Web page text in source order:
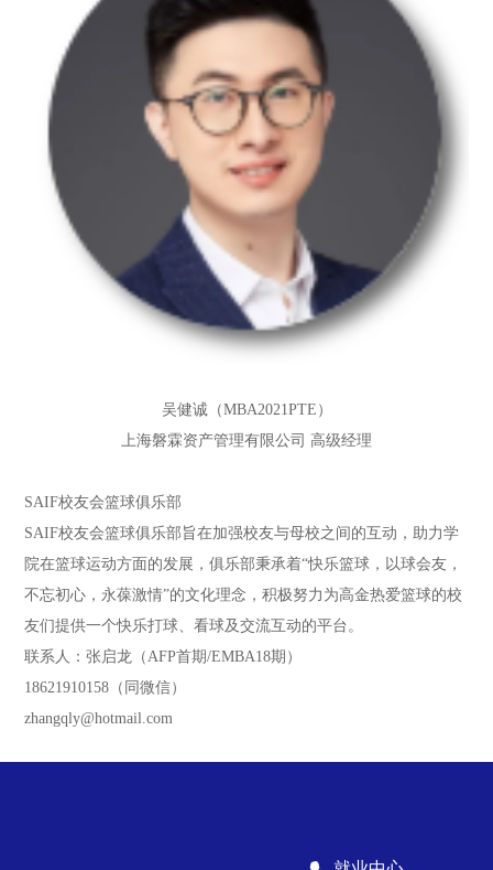
吴健诚（MBA2021PTE）
上海磐霖资产管理有限公司 高级经理
SAIF校友会篮球俱乐部
SAIF校友会篮球俱乐部旨在加强校友与母校之间的互动，助力学
院在篮球运动方面的发展，俱乐部秉承着“快乐篮球，以球会友，
不忘初心，永葆激情”的文化理念，积极努力为高金热爱篮球的校
友们提供一个快乐打球、看球及交流互动的平台。
联系人：张启龙（AFP首期/EMBA18期）
18621910158（同微信）
zhangqly@hotmail.com